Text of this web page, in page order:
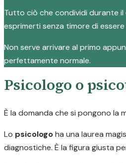
Tutto ciò che condividi durante
esprimerti senza timore di
Non serve arrivare al primo
perfettamente normale.
Psicologo o
È la domanda che si pongono la
Lo psicologoha una laurea
diagnostiche. È la figura giusta